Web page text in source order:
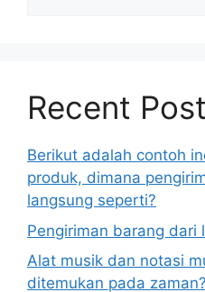
Recent
Berikut adalah contoh
produk, dimana
langsung seperti?
Pengiriman barang dari
Alat musik dan notasi
ditemukan pada zaman?